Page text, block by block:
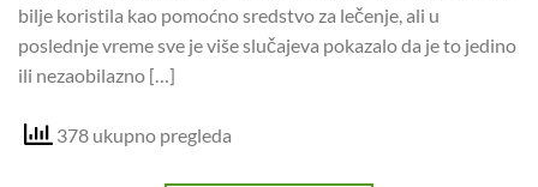
bilje koristila kao pomoćno sredstvo za lečenje, ali u
poslednje vreme sve je više slučajeva pokazalo da je to jedino
ili nezaobilazno […]
378 ukupno pregleda